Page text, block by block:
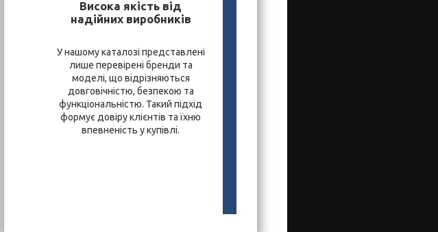
Висока якість від
надійних виробників
У нашому каталозі представлені
лише перевірені бренди та
моделі, що відрізняються
довговічністю, безпекою та
функціональністю. Такий підхід
формує довіру клієнтів та їхню
впевненість у купівлі.